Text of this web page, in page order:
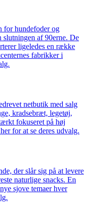
for hundefoder og
slutningen af 90erne. De
ligeledes en række
fabrikker i
netbutik med salg
kradsebræt, legetøj,
fokuseret på høj
for at se deres udvalg.
der slår sig på at levere
naturlige snacks. En
sjove temaer hver